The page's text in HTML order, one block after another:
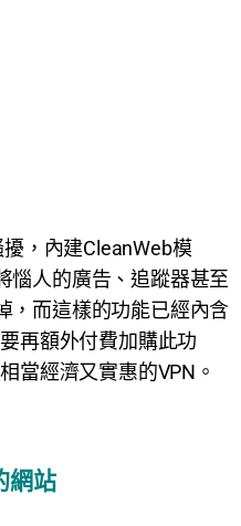
，內建CleanWeb模
惱人的廣告、追蹤器甚至
，而這樣的功能已經內含
再額外付費加購此功
當經濟又實惠的VPN。
網站